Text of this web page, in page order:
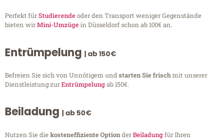
Perfekt fürStudierendeoder den Transport weniger Gegenstände
bieten wirMini-Umzügein Düsseldorf schon ab 100€ an.
Entrümpelung | ab 150€
Befreien Sie sich von Unnötigem undstarten Sie frischmit unserer
Dienstleistung zurEntrümpelungab 150€.
Beiladung | ab 50€
Nutzen Sie diekosteneffiziente OptionderBeiladungfür Ihren